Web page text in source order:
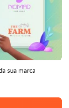
sua marca